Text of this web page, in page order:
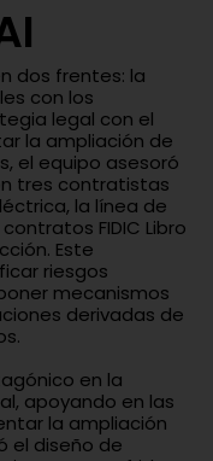
dos frentes: la
con los
legal con el
la ampliación de
el equipo asesoró
tres contratistas
la línea de
FIDIC Libro
Este
riesgos
mecanismos
derivadas de
en la
apoyando en las
la ampliación
el diseño de